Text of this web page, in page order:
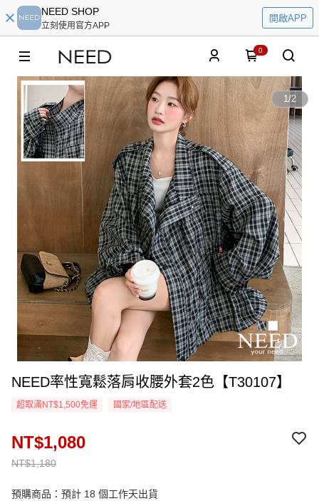
NEED SHOP
立刻使用官方APP
開啟APP
0
1/2
NEED率性寬鬆落肩收腰外套2色【T30107】
超取滿NT$1,500免運 國家/地區配送
NT$1,180
NT$1,080
預購商品：預計 18 個工作天出貨